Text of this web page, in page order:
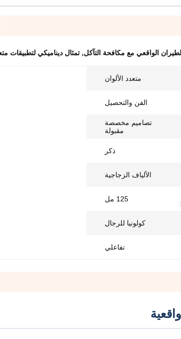
الواقعي مع مكافحة التآكل, تمثال ديناميكي لتطبيقات
متعدد الألوان
الفن والتحصيل
تصاميم مخصصة
مقبولة
ذكر
الألياف الزجاجية
125 مل
كولونيا للرجال
تفاعلي